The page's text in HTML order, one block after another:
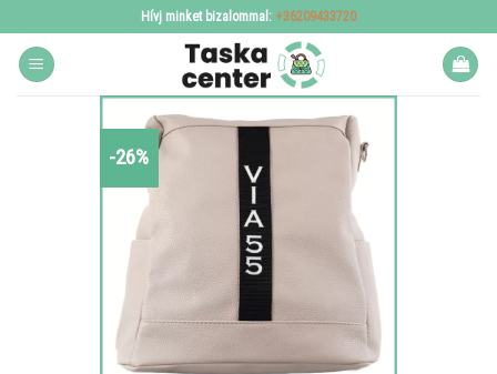
to
content
Hívj minket bizalommal: +36209433720
-26%